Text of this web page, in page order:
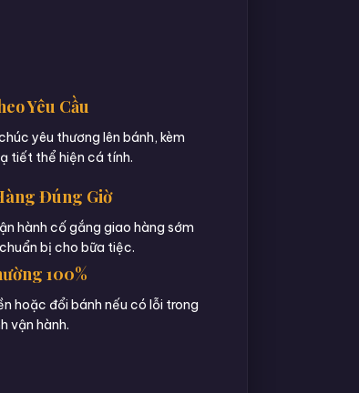
Yêu Cầu
yêu thương lên bánh, kèm
tiết thể hiện cá tính.
Đúng Giờ
hành cố gắng giao hàng sớm
bị cho bữa tiệc.
100%
hoặc đổi bánh nếu có lỗi trong
vận hành.